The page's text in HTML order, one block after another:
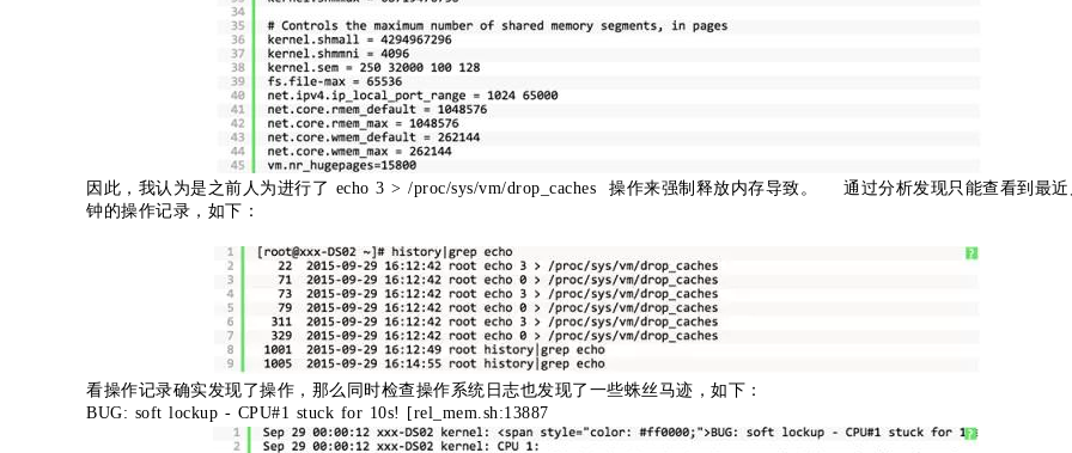
因此，我认为是之前人为进行了 echo 3 > /proc/sys/vm/drop_caches 操作来强制释放内存导致。 通过分析发现只能查看到最近
钟的操作记录，如下：
看操作记录确实发现了操作，那么同时检查操作系统日志也发现了一些蛛丝马迹，如下：
BUG: soft lockup - CPU#1 stuck for 10s! [rel_mem.sh:13887